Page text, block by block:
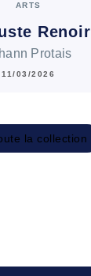
ARTS
Renoir
Protais
11/03/2026
la collection